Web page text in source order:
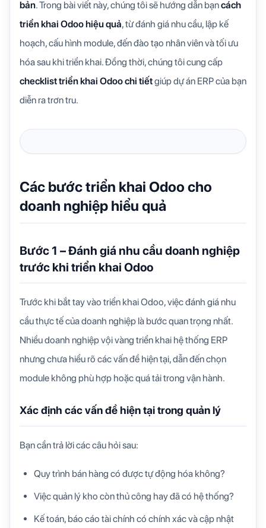
bản. Trong bài viết này, chúng tôi sẽ hướng dẫn bạncách
triển khai Odoo hiệu quả, từ đánh giá nhu cầu, lập kế
hoạch, cấu hình module, đến đào tạo nhân viên và tối ưu
hóa sau khi triển khai. Đồng thời, chúng tôi cung cấp
checklist triển khai Odoo chi tiếtgiúp dự án ERP của bạn
diễn ra trơn tru.
Các bước triển khai Odoo cho
doanh nghiệp hiểu quả
Bước 1 – Đánh giá nhu cầu doanh nghiệp
trước khi triển khai Odoo
Trước khi bắt tay vào triển khai Odoo, việc đánh giá nhu
cầu thực tế của doanh nghiệp là bước quan trọng nhất.
Nhiều doanh nghiệp vội vàng triển khai hệ thống ERP
nhưng chưa hiểu rõ các vấn đề hiện tại, dẫn đến chọn
module không phù hợp hoặc quá tải trong vận hành.
Xác định các vấn đề hiện tại trong quản lý
Bạn cần trả lời các câu hỏi sau:
Quy trình bán hàng có được tự động hóa không?
Việc quản lý kho còn thủ công hay đã có hệ thống?
Kế toán, báo cáo tài chính có chính xác và cập nhật